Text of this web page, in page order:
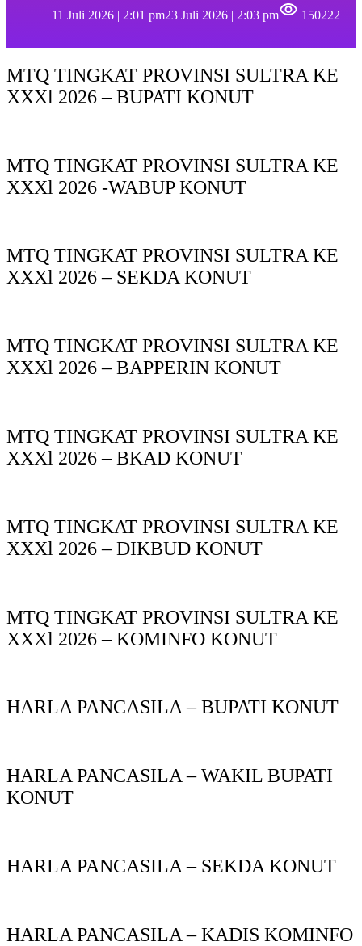
11 Juli 2026 | 2:01 pm23 Juli 2026 | 2:03 pm 150222
MTQ TINGKAT PROVINSI SULTRA KE
XXXl 2026 – BUPATI KONUT
MTQ TINGKAT PROVINSI SULTRA KE
XXXl 2026 -WABUP KONUT
MTQ TINGKAT PROVINSI SULTRA KE
XXXl 2026 – SEKDA KONUT
MTQ TINGKAT PROVINSI SULTRA KE
XXXl 2026 – BAPPERIN KONUT
MTQ TINGKAT PROVINSI SULTRA KE
XXXl 2026 – BKAD KONUT
MTQ TINGKAT PROVINSI SULTRA KE
XXXl 2026 – DIKBUD KONUT
MTQ TINGKAT PROVINSI SULTRA KE
XXXl 2026 – KOMINFO KONUT
HARLA PANCASILA – BUPATI KONUT
HARLA PANCASILA – WAKIL BUPATI
KONUT
HARLA PANCASILA – SEKDA KONUT
HARLA PANCASILA – KADIS KOMINFO